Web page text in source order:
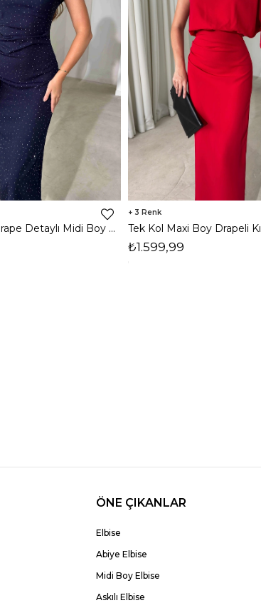
Vatkalı Taşlı Drape Detaylı Midi Boy Lacivert Jesep Kadın Elbise 26Y282
3
₺1.599,99
ÖNE ÇIKANLAR
Elbise
Abiye Elbise
Midi Boy Elbise
Askılı Elbise